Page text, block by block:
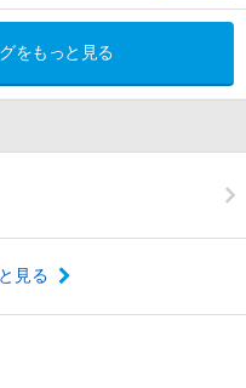
をもっと見る
見る